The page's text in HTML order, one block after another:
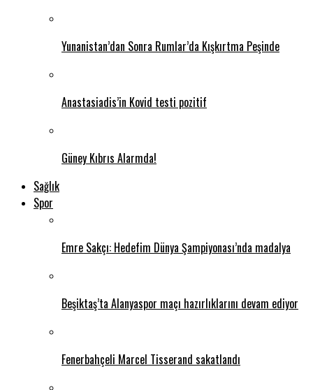
Yunanistan’dan Sonra Rumlar’da Kışkırtma Peşinde
Anastasiadis’in Kovid testi pozitif
Güney Kıbrıs Alarmda!
Sağlık
Spor
Emre Sakçı: Hedefim Dünya Şampiyonası’nda madalya
Beşiktaş’ta Alanyaspor maçı hazırlıklarını devam ediyor
Fenerbahçeli Marcel Tisserand sakatlandı